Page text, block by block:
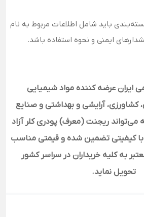
باید شامل اطلاعات مربوط به نام
ایمنی و نحوه استفاده باشد.
ایران عرضه کننده مواد شیمیایی
کشاورزی، آرایشی و بهداشتی و صنایع
ریجنت (معرف) پودری کلر آزاد
با کیفیتی تضمین شده و قیمتی مناسب
به کلیه خریداران در سراسر کشور
تحویل نماید.